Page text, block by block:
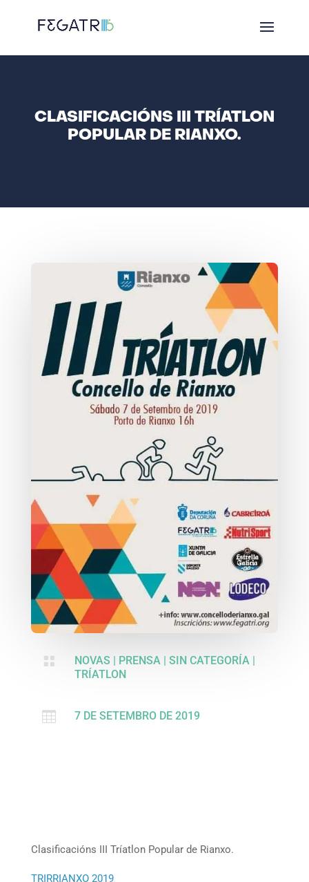
CLASIFICACIÓNS III TRÍATLON
POPULAR DE RIANXO.
 NOVAS PRENSA| SIN CATEGORÍA|
TRÍATLON
 7 DE SETEMBRO DE 2019
Clasificacións III Tríatlon Popular de Rianxo.
TRIRRIANXO 2019